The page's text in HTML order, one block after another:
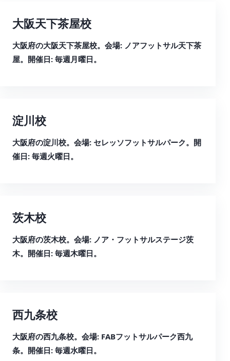
大阪天下茶屋校
大阪府の大阪天下茶屋校。会場: ノアフットサル天下茶
屋。開催日: 毎週月曜日。
淀川校
大阪府の淀川校。会場: セレッソフットサルパーク。開
催日: 毎週火曜日。
茨木校
大阪府の茨木校。会場: ノア・フットサルステージ茨
木。開催日: 毎週木曜日。
西九条校
大阪府の西九条校。会場: FABフットサルパーク西九
条。開催日: 毎週水曜日。